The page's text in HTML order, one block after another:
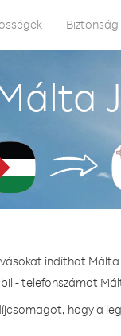
Biztonság
indíthat
- telefonszámot
hogy a